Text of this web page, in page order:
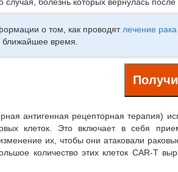
о том, как проводят лечение
время.
антигенная рецепторная терапия)
клеток. Это включает в себя
их, чтобы они атаковали
количество этих клеток CAR-T